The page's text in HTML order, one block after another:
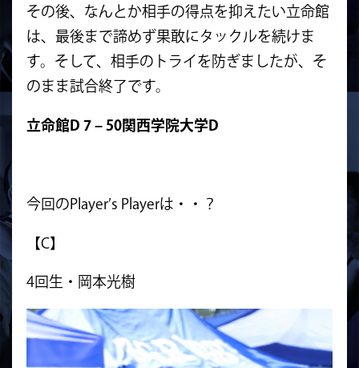
その後、なんとか相手の得点を抑えたい立命館
は、最後まで諦めず果敢にタックルを続けま
す。そして、相手のトライを防ぎましたが、そ
のまま試合終了です。
立命館D 7 – 50関西学院大学D
今回のPlayer’s Playerは・・？
【C】
4回生・岡本光樹